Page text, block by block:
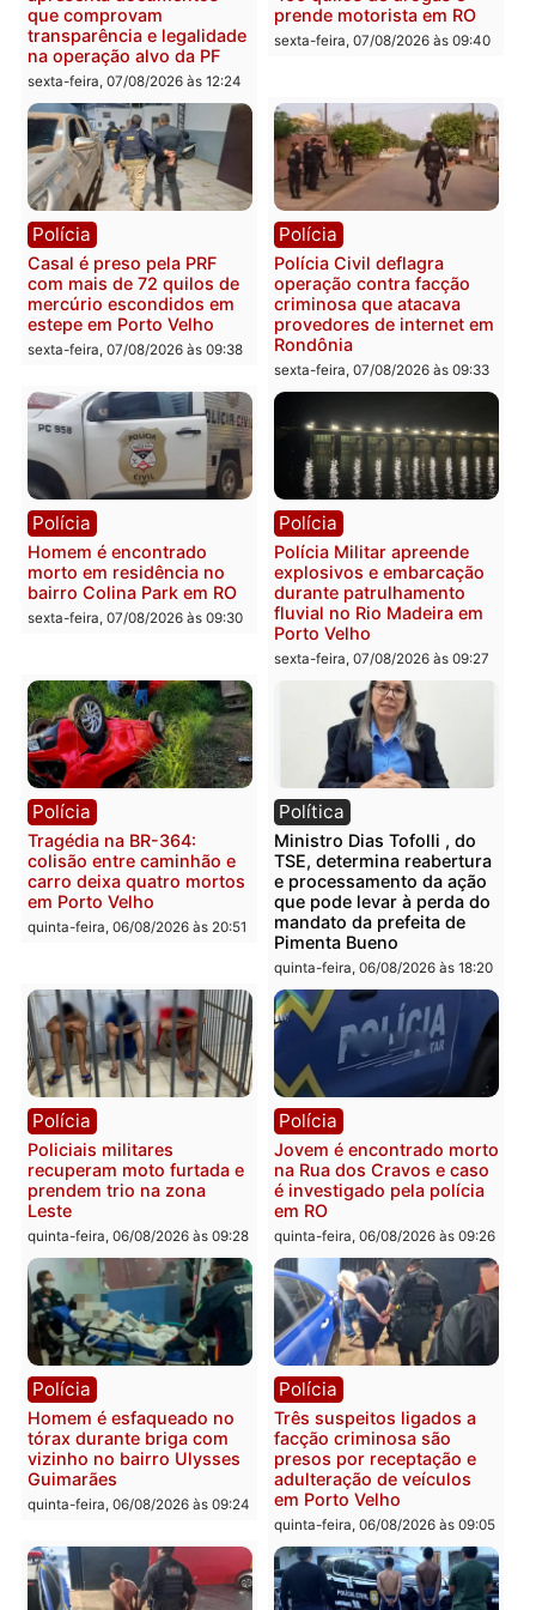
Política
Marcos Rogério apresenta
Plano de Governo com
228 projetos, metas
públicas e
acompanhamento de
resultados
Política
Eleições 2026: Pastor
Evanildo pode ser o
primeiro pastor de
Rondônia na Câmara
Federal
sexta-feira, 07/08/2026 às
Polícia
2 MILHÕES – Unnesa
apresenta documentos
que comprovam
sexta-feira, 07/08/2026 às 12:24
Polícia
Polícia Federal apreende
400 quilos de drogas e
prende motorista em RO
sexta-feira, 07/08/2026 às
Polícia
Casal é preso pela PRF
com mais de 72 quilos de
mercúrio escondidos em
Polícia
Polícia Civil deflagra
operação contra facção
criminosa que atacava
provedores de internet
Rondônia
sexta-feira, 07/08/2026 às
Polícia
Homem é encontrado
morto em residência no
bairro Colina Park em RO
sexta-feira, 07/08/2026 às 09:30
Polícia
Polícia Militar apreende
explosivos e
durante patrulhamento
fluvial no Rio Madeira em
Porto Velho
sexta-feira, 07/08/2026 às
Polícia
colisão entre caminhão e
carro deixa quatro mortos
em Porto Velho
Política
Ministro Dias Tofolli , do
TSE, determina
e processamento da
que pode levar à perda